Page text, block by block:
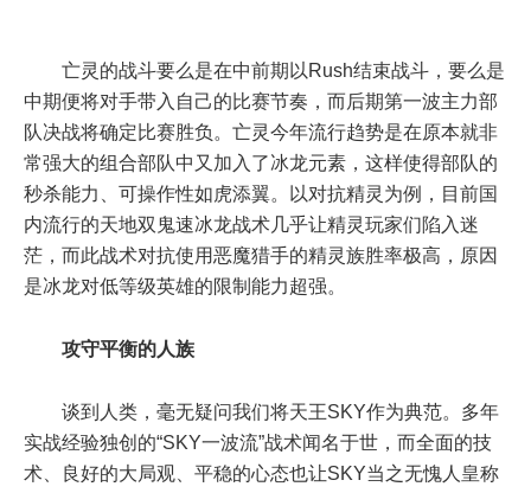
亡灵的战斗要么是在中前期以Rush结束战斗，要么是
中期便将对手带入自己的比赛节奏，而后期第一波主力部
队决战将确定比赛胜负。亡灵今年流行趋势是在原本就非
常强大的组合部队中又加入了冰龙元素，这样使得部队的
秒杀能力、可操作性如虎添翼。以对抗精灵为例，目前国
内流行的天地双鬼速冰龙战术几乎让精灵玩家们陷入迷
茫，而此战术对抗使用恶魔猎手的精灵族胜率极高，原因
是冰龙对低等级英雄的限制能力超强。
攻守平衡的人族
谈到人类，毫无疑问我们将天王SKY作为典范。多年
实战经验独创的“SKY一波流”战术闻名于世，而全面的技
术、良好的大局观、平稳的心态也让SKY当之无愧人皇称